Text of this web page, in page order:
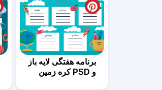
برنامه هفتگی لایه باز
و PSD کره زمین